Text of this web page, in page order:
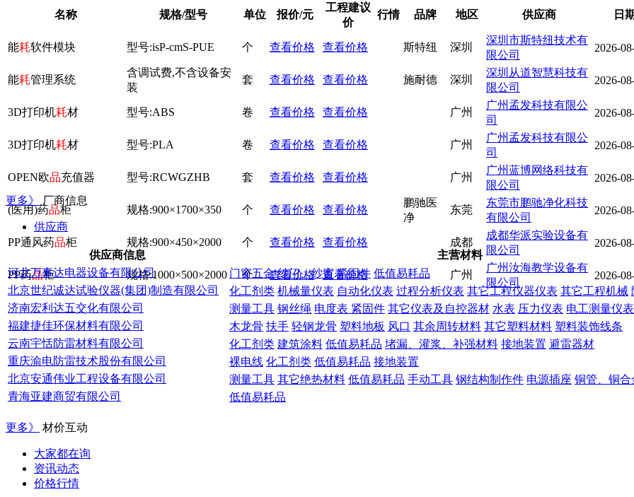
名称 规格/型号 单位 报价/元
工程建议
价
行情 品牌 地区 供应商 日期
能耗软件模块 型号:isP-cmS-PUE 个 查看价格 查看价格 斯特纽 深圳
深圳市斯特纽技术有
限公司
2026-
能耗管理系统
含调试费,不含设备安
装
套 查看价格 查看价格 施耐德 深圳
深圳从道智慧科技有
限公司
2026-
3D打印机耗材 型号:ABS 卷 查看价格 查看价格 广州
广州孟发科技有限公
司
2026-
3D打印机耗材 型号:PLA 卷 查看价格 查看价格 广州
广州孟发科技有限公
司
2026-
OPEN欧品充值器 型号:RCWGZHB 套 查看价格 查看价格 广州
广州蓝博网络科技有
限公司
2026-
(医用)药品柜 规格:900×1700×350 个 查看价格 查看价格
鹏驰医
净
东莞
东莞市鹏驰净化科技
有限公司
2026-
PP通风药品柜 规格:900×450×2000 个 查看价格 查看价格 成都
成都华派实验设备有
限公司
2026-
PP药品柜 规格:1000×500×2000 个 查看价格 查看价格 广州
广州汝海教学设备有
限公司
2026-
更多》 厂商信息
供应商
供应商信息 主营材料
河北万事达电器设备有限公司
门窗五金 纱门、纱窗 紧固件 低值易耗品
北京世纪诚达试验仪器(集团)制造有限公司
化工剂类 机械量仪表 自动化仪表 过程分析仪表 其它工程仪器仪表 其它工程机械
凝土及灰浆用机械
济南宏利达五交化有限公司
测量工具 钢丝绳 电度表 紧固件 其它仪表及自控器材 水表 压力仪表 电工测量仪表
福建捷佳环保材料有限公司
木龙骨 扶手 轻钢龙骨 塑料地板 风口 其余周转材料 其它塑料材料 塑料装饰线条
云南宇恬防雷材料有限公司
化工剂类 建筑涂料 低值易耗品 堵漏、灌浆、补强材料 接地装置 避雷器材
重庆渝电防雷技术股份有限公司
裸电线 化工剂类 低值易耗品 接地装置
北京安通伟业工程设备有限公司
测量工具 其它绝热材料 低值易耗品 手动工具 钢结构制作件 电源插座 铜管、铜合
具
青海亚建商贸有限公司
低值易耗品
更多》 材价互动
大家都在询
资讯动态
价格行情